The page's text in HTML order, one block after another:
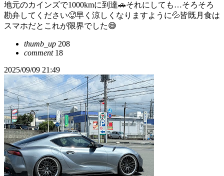
地元のカインズで1000kmに到達🚗それにしても…そろそろ
勘弁してください🥵早く涼しくなりますように💦皆既月食は
スマホだとこれが限界でした😅
thumb_up 208
comment18
2025/09/09 21:49